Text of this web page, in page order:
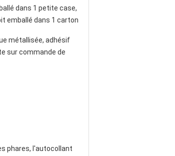
dans 1 petite case,
emballé dans 1 carton
métallisée, adhésif
sur commande de
phares, l'autocollant